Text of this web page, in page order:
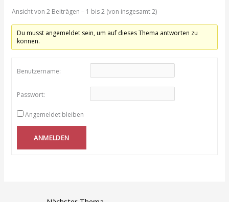
Ansicht von 2 Beiträgen – 1 bis 2 (von insgesamt 2)
Du musst angemeldet sein, um auf dieses Thema antworten zu
können.
Benutzername:
Passwort:
Angemeldet bleiben
ANMELDEN